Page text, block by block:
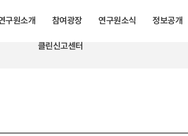
구원소개 참여광장 연구원소식 정보공개
클린신고센터